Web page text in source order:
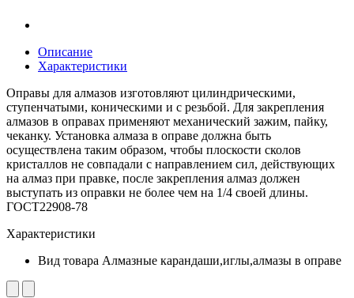
Описание
Характеристики
Оправы для алмазов изготовляют цилиндрическими,
ступенчатыми, коническими и с резьбой. Для закрепления
алмазов в оправах применяют механический зажим, пайку,
чеканку. Установка алмаза в оправе должна быть
осуществлена таким образом, чтобы плоскости сколов
кристаллов не совпадали с направлением сил, действующих
на алмаз при правке, после закрепления алмаз должен
выступать из оправки не более чем на 1/4 своей длины.
ГОСТ22908-78
Характеристики
Вид товара Алмазные карандаши,иглы,алмазы в оправе